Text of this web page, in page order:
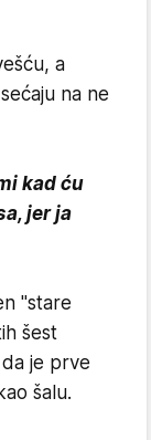
a
na ne
kad ću
jer ja
"stare
šest
je prve
šalu.